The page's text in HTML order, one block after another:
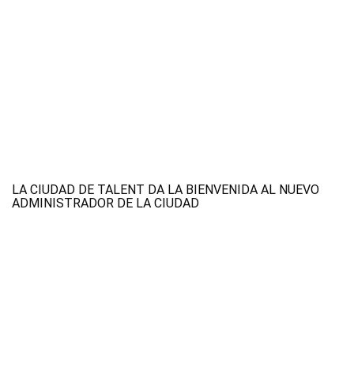
LA CIUDAD DE TALENT DA LA BIENVENIDA AL NUEVO
ADMINISTRADOR DE LA CIUDAD